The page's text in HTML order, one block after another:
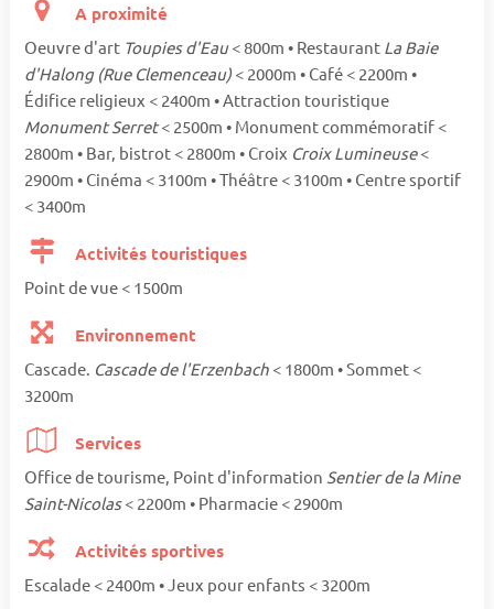
A proximité
Oeuvre d'art Toupies d'Eau< 800m • Restaurant La Baie
d'Halong (Rue Clemenceau) < 2000m • Café < 2200m •
Édifice religieux < 2400m • Attraction touristique
Monument Serret< 2500m • Monument commémoratif <
2800m • Bar, bistrot < 2800m • Croix Croix Lumineuse<
2900m • Cinéma < 3100m • Théâtre < 3100m • Centre sportif
< 3400m
Activités touristiques
Point de vue < 1500m
Environnement
Cascade. Cascade de l'Erzenbach < 1800m • Sommet <
3200m
Services
Office de tourisme, Point d'information Sentier de la Mine
Saint-Nicolas< 2200m • Pharmacie < 2900m
Activités sportives
Escalade < 2400m • Jeux pour enfants < 3200m